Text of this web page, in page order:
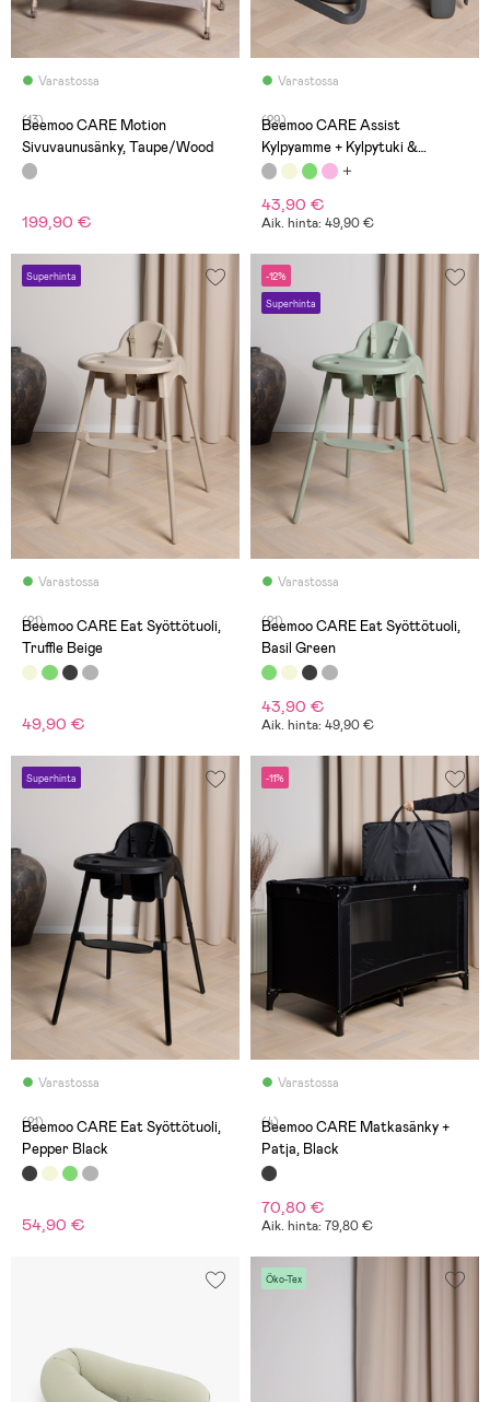
Varastossa
(13)
Beemoo CARE Motion
Sivuvaunusänky, Taupe/Wood
199,90 €
Varastossa
(29)
Beemoo CARE Assist
Kylpyamme + Kylpytuki &
Huuhtelukannu, Deep Grey
43,90 €
Aik. hinta: 49,90 €
Superhinta
Varastossa
(21)
Beemoo CARE Eat Syöttötuoli,
Truffle Beige
49,90 €
-12%
Superhinta
Varastossa
(21)
Beemoo CARE Eat Syöttötuoli,
Basil Green
43,90 €
Aik. hinta: 49,90 €
Superhinta
Varastossa
(21)
Beemoo CARE Eat Syöttötuoli,
Pepper Black
54,90 €
-11%
Varastossa
(4)
Beemoo CARE Matkasänky +
Patja, Black
70,80 €
Aik. hinta: 79,80 €
Öko-Tex